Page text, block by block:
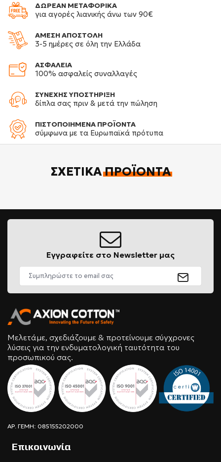
ΔΩΡΕΑΝ ΜΕΤΑΦΟΡΙΚΑ
για αγορές λιανικής άνω των 90€
ΑΜΕΣΗ ΑΠΟΣΤΟΛΗ
3-5 ημέρες σε όλη την Ελλάδα
ΑΣΦΑΛΕΙΑ
100% ασφαλείς συναλλαγές
ΣΥΝΕΧΗΣ ΥΠΟΣΤΗΡΙΞΗ
δίπλα σας πριν & μετά την πώληση
ΠΙΣΤΟΠΟΙΗΜΕΝΑ ΠΡΟΪΟΝΤΑ
σύμφωνα με τα Ευρωπαϊκά πρότυπα
ΣΧΕΤΙΚΆΠΡΟΪΌΝΤΑ
Εγγραφείτε στο Newsletter μας
Μελετάμε, σχεδιάζουμε & προτείνουμε σύγχρονες
λύσεις για την ενδυματολογική ταυτότητα του
προσωπικού σας.
ΑΡ. ΓΕΜΗ: 085155202000
Επικοινωνία